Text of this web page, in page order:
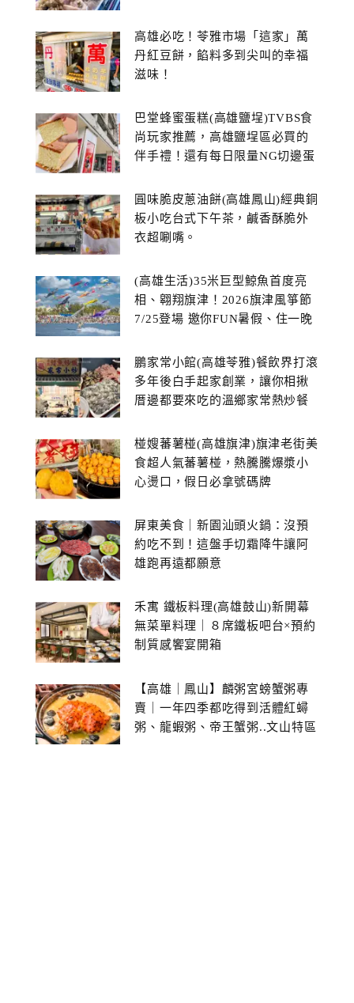
高雄必吃！苓雅市場「這家」萬
丹紅豆餅，餡料多到尖叫的幸福
滋味！
巴堂蜂蜜蛋糕(高雄鹽埕)TVBS食
尚玩家推薦，高雄鹽埕區必買的
伴手禮！還有每日限量NG切邊蛋
圓味脆皮蔥油餅(高雄鳳山)經典銅
板小吃台式下午茶，鹹香酥脆外
衣超唰嘴。
(高雄生活)35米巨型鯨魚首度亮
相、翱翔旗津！2026旗津風箏節
7/25登場 邀你FUN暑假、住一晚
鵬家常小館(高雄苓雅)餐飲界打滾
多年後白手起家創業，讓你相揪
厝邊都要來吃的溫鄉家常熱炒餐
椪嫂蕃薯椪(高雄旗津)旗津老街美
食超人氣蕃薯椪，熱騰騰爆漿小
心燙口，假日必拿號碼牌
屏東美食｜新園汕頭火鍋：沒預
約吃不到！這盤手切霜降牛讓阿
雄跑再遠都願意
禾寓 鐵板料理(高雄鼓山)新開幕
無菜單料理｜８席鐵板吧台×預約
制質感饗宴開箱
【高雄｜鳳山】麟粥宮螃蟹粥專
賣｜一年四季都吃得到活體紅蟳
粥、龍蝦粥、帝王蟹粥..文山特區